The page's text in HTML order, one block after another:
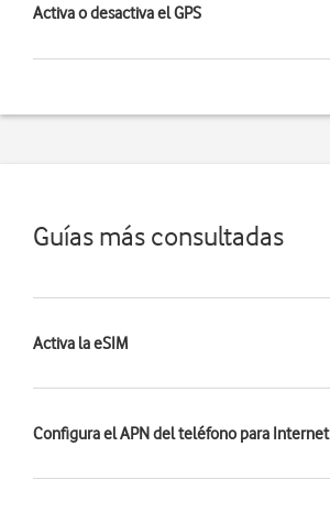
Activa o desactiva el GPS
Guías más consultadas
Activa la eSIM
Configura el APN del teléfono para Internet